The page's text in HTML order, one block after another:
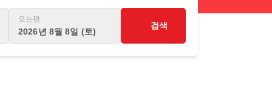
오는편
2026년 8월 8일 (토)
검색